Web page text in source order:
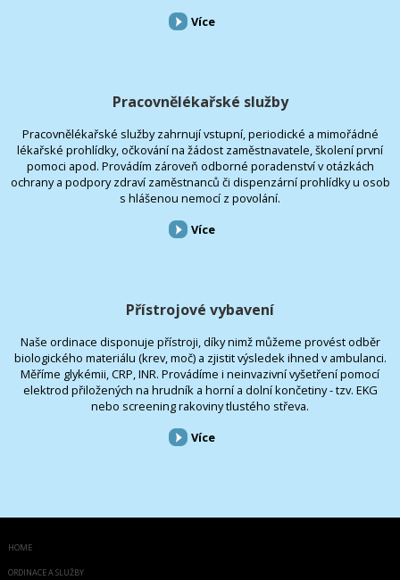
Více
Pracovnělékařské služby
Pracovnělékařské služby zahrnují vstupní, periodické a mimořádné
lékařské prohlídky, očkování na žádost zaměstnavatele, školení první
pomoci apod. Provádím zároveň odborné poradenství v otázkách
ochrany a podpory zdraví zaměstnanců či dispenzární prohlídky u osob
s hlášenou nemocí z povolání.
Více
Přístrojové vybavení
Naše ordinace disponuje přístroji, díky nimž můžeme provést odběr
biologického materiálu (krev, moč) a zjistit výsledek ihned v ambulanci.
Měříme glykémii, CRP, INR. Provádíme i neinvazivní vyšetření pomocí
elektrod přiložených na hrudník a horní a dolní končetiny - tzv. EKG
nebo screening rakoviny tlustého střeva.
Více
HOME
ORDINACE A SLUŽBY